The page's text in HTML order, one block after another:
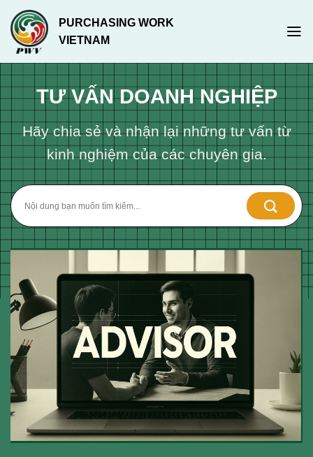
Chuyển
đến
nội
dung
PURCHASING WORK
VIETNAM
TƯ VẤN DOANH NGHIỆP
Hãy chia sẻ và nhận lại những tư vấn từ
kinh nghiệm của các chuyên gia.